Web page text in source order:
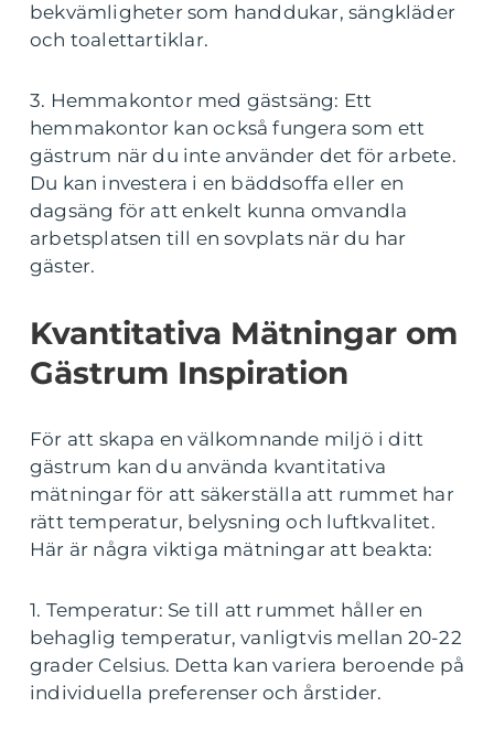
bekvämligheter som handdukar, sängkläder
och toalettartiklar.
3. Hemmakontor med gästsäng: Ett
hemmakontor kan också fungera som ett
gästrum när du inte använder det för arbete.
Du kan investera i en bäddsoffa eller en
dagsäng för att enkelt kunna omvandla
arbetsplatsen till en sovplats när du har
gäster.
Kvantitativa Mätningar om
Gästrum Inspiration
För att skapa en välkomnande miljö i ditt
gästrum kan du använda kvantitativa
mätningar för att säkerställa att rummet har
rätt temperatur, belysning och luftkvalitet.
Här är några viktiga mätningar att beakta:
1. Temperatur: Se till att rummet håller en
behaglig temperatur, vanligtvis mellan 20-22
grader Celsius. Detta kan variera beroende på
individuella preferenser och årstider.